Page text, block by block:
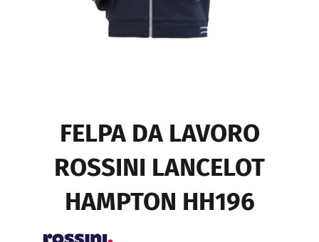
FELPA DA LAVORO
ROSSINI LANCELOT
HAMPTON HH196